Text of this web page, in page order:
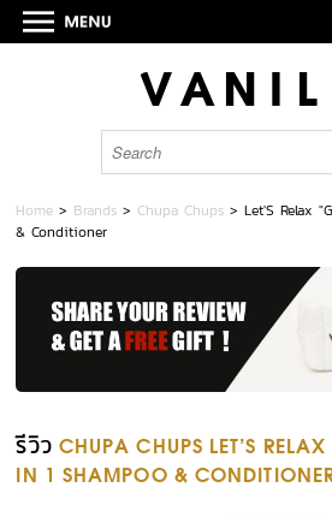
Home > Brands > Chupa Chups >Let'S Relax
& Conditioner
รีวิว CHUPA CHUPS LET'S
IN 1 SHAMPOO &